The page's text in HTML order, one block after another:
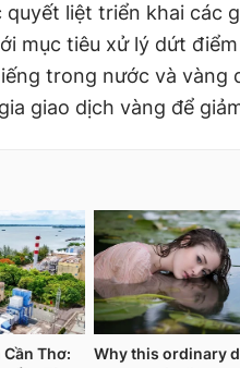
quyết liệt triển khai các
mục tiêu xử lý dứt
trong nước và vàng
giao dịch vàng để